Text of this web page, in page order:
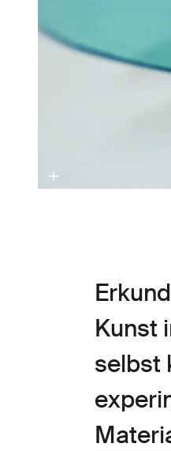
Kunst
selbst